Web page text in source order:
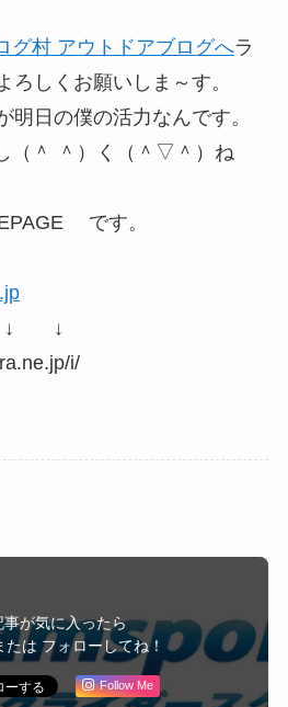
ラ
しくお願いしま～す。
明日の僕の活力なんです。
（＾ ＾）く（＾▽＾）ね
です。
↓ ↓
i/
事が気に入ったら
たは フォローしてね！
Follow Me